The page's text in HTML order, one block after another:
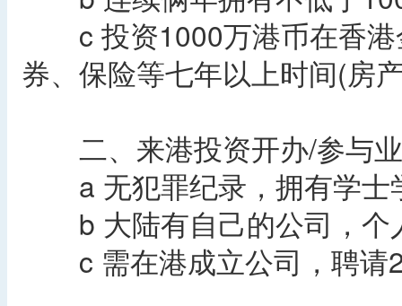
c 投资1000万港币在香港
券、保险等七年以上时间(房
二、来港投资开办/参与业
a 无犯罪纪录，拥有学士
b 大陆有自己的公司，个
c 需在港成立公司，聘请